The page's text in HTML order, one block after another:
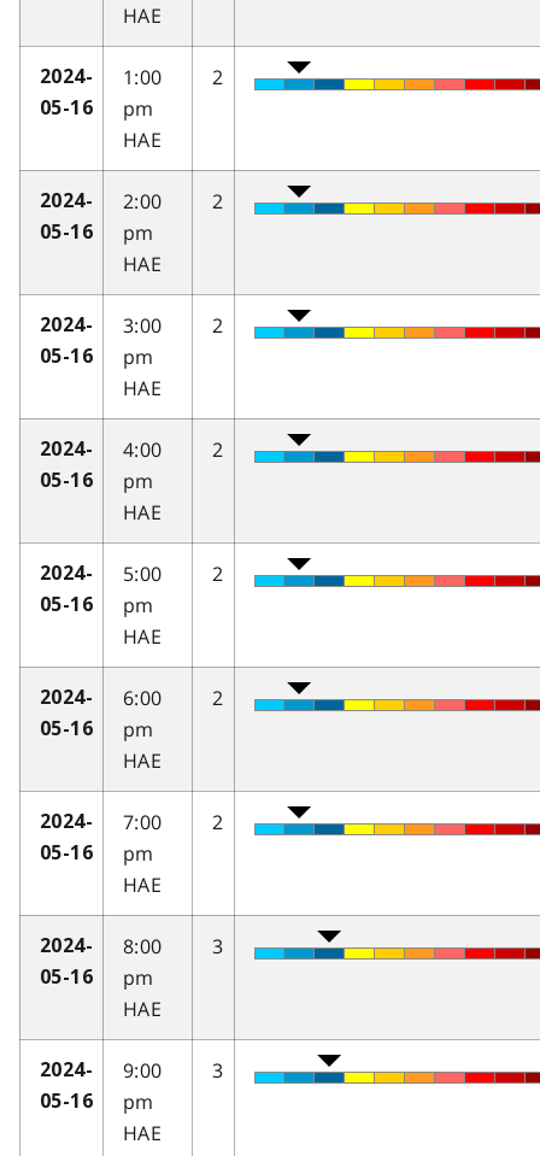
HAE
2024-
05-16
1:00
pm
HAE
2
2024-
05-16
2:00
pm
HAE
2
2024-
05-16
3:00
pm
HAE
2
2024-
05-16
4:00
pm
HAE
2
2024-
05-16
5:00
pm
HAE
2
2024-
05-16
6:00
pm
HAE
2
2024-
05-16
7:00
pm
HAE
2
2024-
05-16
8:00
pm
HAE
3
2024-
05-16
9:00
pm
HAE
3